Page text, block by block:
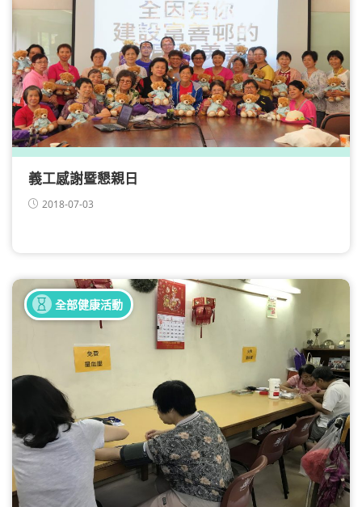
義工感謝暨懇親日
2018-07-03
健康同樂日
全部健康活動